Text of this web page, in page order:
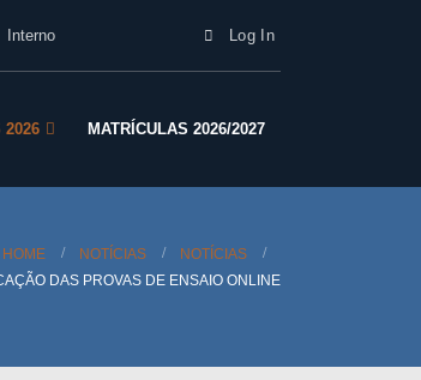
Interno Log In
2026 MATRÍCULAS 2026/2027
HOME NOTÍCIAS
NOTÍCIAS
DAS PROVAS DE ENSAIO ONLINE